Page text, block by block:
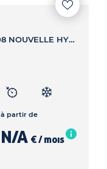
HYBRID 145 E-DCS6 ALLURE - 308 NOUVELLE HYBRID 145 E-DCS6 ALLURE
à partir de
N/A € / mois